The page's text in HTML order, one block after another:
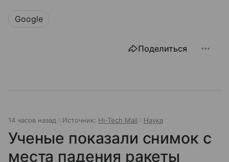
Google
Поделиться
14 часов назад Источник: Hi-Tech Mail Наука
Ученые показали снимок с
места падения ракеты